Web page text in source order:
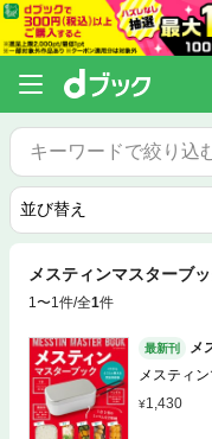
メスティンマスターブッ
1〜1件/全1件
最新刊
メ
メスティ
1,430